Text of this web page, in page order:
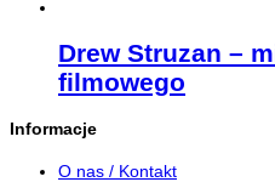
Drew Struzan –
filmowego
Informacje
O nas / Kontakt